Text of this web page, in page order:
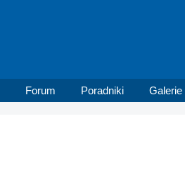
Forum Poradniki Galerie